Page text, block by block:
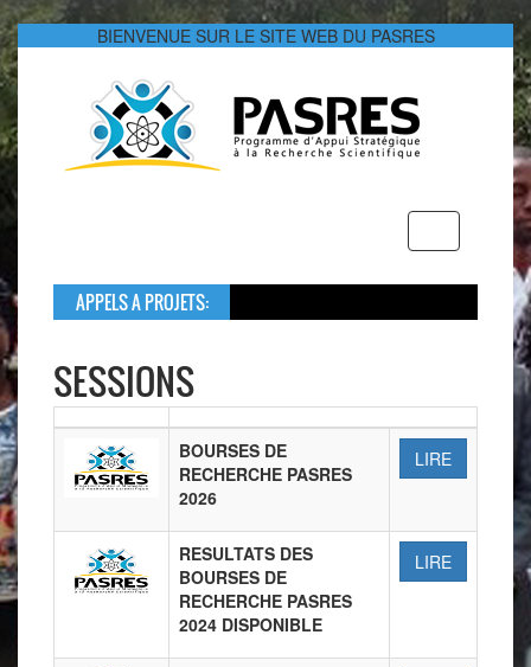
BIENVENUE SUR LE SITE WEB DU PASRES
navigation
APPELS A PROJETS:
Dans le
Le montant
SESSIONS
BOURSES DE
RECHERCHE PASRES
2026
LIRE
RESULTATS DES
BOURSES DE
RECHERCHE PASRES
2024 DISPONIBLE
LIRE